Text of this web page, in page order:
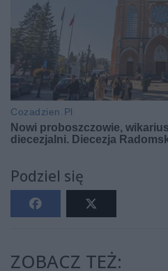
Podziel się
ZOBACZ TEŻ: